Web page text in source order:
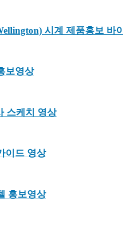
시계 제품홍보 바
보영상
스케치 영상
이드 영상
홍보영상